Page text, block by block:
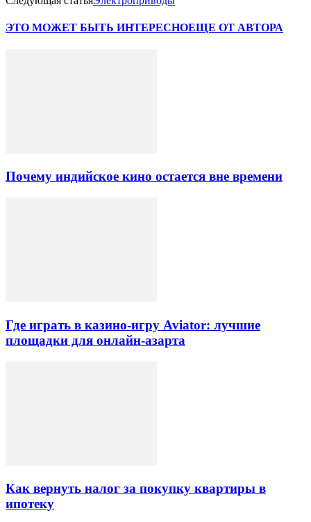
ЭТО МОЖЕТ БЫТЬ ИНТЕРЕСНОЕЩЕ ОТ АВТОРА
Почему индийское кино остается вне времени
Где играть в казино-игру Aviator: лучшие
площадки для онлайн-азарта
Как вернуть налог за покупку квартиры в
ипотеку